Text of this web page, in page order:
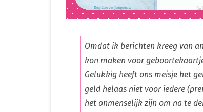
Omdat ik berichten kreeg van
kon maken voor
Gelukkig heeft ons meisje het
geld helaas niet voor iedere
het onmenselijk zijn om na te